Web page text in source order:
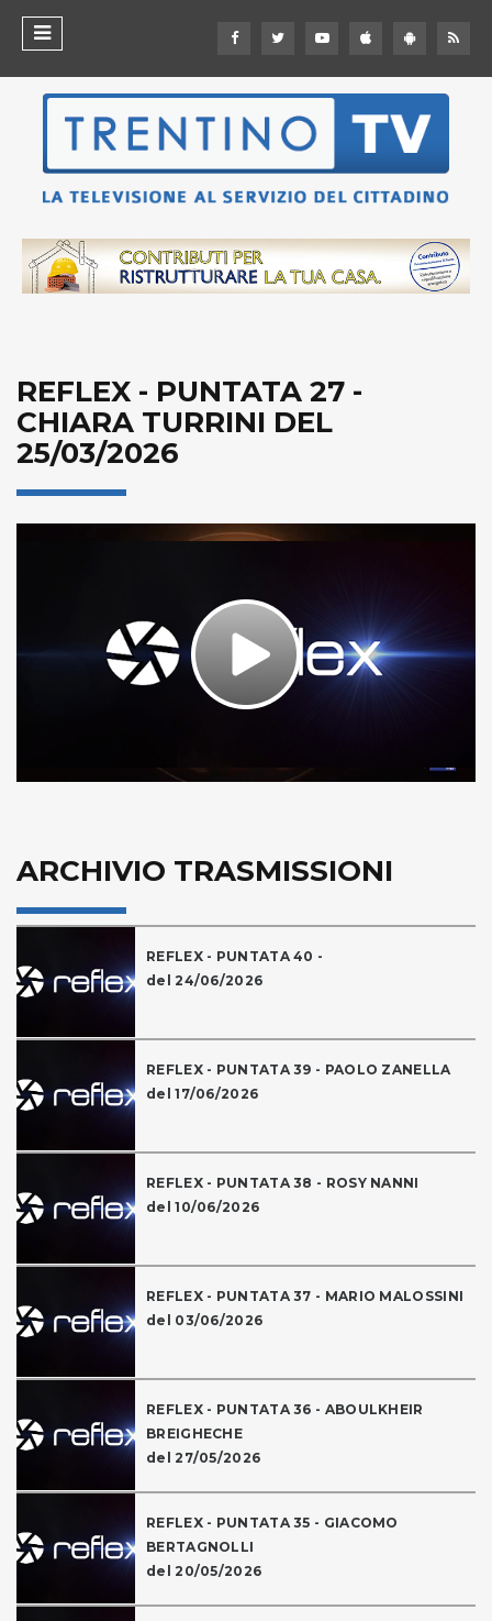
REFLEX - PUNTATA 27 -
CHIARA TURRINI DEL
25/03/2026
Play
Video
ARCHIVIO TRASMISSIONI
REFLEX - PUNTATA 40 -
del 24/06/2026
REFLEX - PUNTATA 39 - PAOLO ZANELLA
del 17/06/2026
REFLEX - PUNTATA 38 - ROSY NANNI
del 10/06/2026
REFLEX - PUNTATA 37 - MARIO MALOSSINI
del 03/06/2026
REFLEX - PUNTATA 36 - ABOULKHEIR
BREIGHECHE
del 27/05/2026
REFLEX - PUNTATA 35 - GIACOMO
BERTAGNOLLI
del 20/05/2026